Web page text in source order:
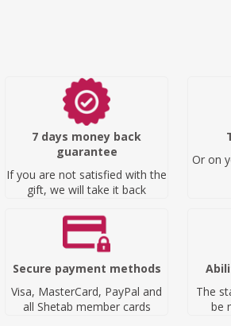
7 days money back
guarantee
If you are not satisfied with the
gift, we will take it back
Or on
Secure payment methods
Visa, MasterCard, PayPal and
all Shetab member cards
The
be